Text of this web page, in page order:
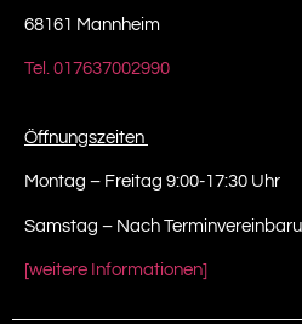
68161 Mannheim
Tel. 017637002990
Öffnungszeiten
Montag – Freitag 9:00-17:30 Uhr
Samstag – Nach
[weitere Informationen]